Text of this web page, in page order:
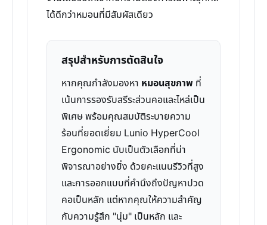
ได้ดีกว่าหมอนที่มีสัมผัสเดียว
สรุปสำหรับการตัดสินใจ
หากคุณกำลังมองหา หมอนสุขภาพ ที่
เน้นการรองรับสรีระส่วนคอและไหล่เป็น
พิเศษ พร้อมคุณสมบัติระบายความ
ร้อนที่ยอดเยี่ยม Lunio HyperCool
Ergonomic นับเป็นตัวเลือกที่น่า
พิจารณาอย่างยิ่ง ด้วยคะแนนรีวิวที่สูง
และการออกแบบที่คำนึงถึงปัญหาปวด
คอเป็นหลัก แต่หากคุณให้ความสำคัญ
กับความรู้สึก "นุ่ม" เป็นหลัก และ